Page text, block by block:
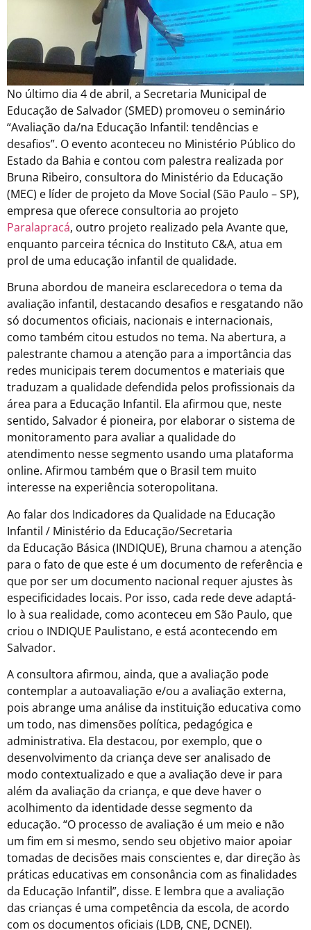
No último dia 4 de abril, a Secretaria Municipal de
Educação de Salvador (SMED) promoveu o seminário
“Avaliação da/na Educação Infantil: tendências e
desafios”. O evento aconteceu no Ministério Público do
Estado da Bahia e contou com palestra realizada por
Bruna Ribeiro, consultora do Ministério da Educação
(MEC) e líder de projeto da Move Social (São Paulo – SP),
empresa que oferece consultoria ao projeto
Paralapracá, outro projeto realizado pela Avante que,
enquanto parceira técnica do Instituto C&A, atua em
prol de uma educação infantil de qualidade.
Bruna abordou de maneira esclarecedora o tema da
avaliação infantil, destacando desafios e resgatando não
só documentos oficiais, nacionais e internacionais,
como também citou estudos no tema. Na abertura, a
palestrante chamou a atenção para a importância das
redes municipais terem documentos e materiais que
traduzam a qualidade defendida pelos profissionais da
área para a Educação Infantil. Ela afirmou que, neste
sentido, Salvador é pioneira, por elaborar o sistema de
monitoramento para avaliar a qualidade do
atendimento nesse segmento usando uma plataforma
online. Afirmou também que o Brasil tem muito
interesse na experiência soteropolitana.
Ao falar dos Indicadores da Qualidade na Educação
Infantil / Ministério da Educação/Secretaria
da Educação Básica (INDIQUE), Bruna chamou a atenção
para o fato de que este é um documento de referência e
que por ser um documento nacional requer ajustes às
especificidades locais. Por isso, cada rede deve adaptá-
lo à sua realidade, como aconteceu em São Paulo, que
criou o INDIQUE Paulistano, e está acontecendo em
Salvador.
A consultora afirmou, ainda, que a avaliação pode
contemplar a autoavaliação e/ou a avaliação externa,
pois abrange uma análise da instituição educativa como
um todo, nas dimensões política, pedagógica e
administrativa. Ela destacou, por exemplo, que o
desenvolvimento da criança deve ser analisado de
modo contextualizado e que a avaliação deve ir para
além da avaliação da criança, e que deve haver o
acolhimento da identidade desse segmento da
educação. “O processo de avaliação é um meio e não
um fim em si mesmo, sendo seu objetivo maior apoiar
tomadas de decisões mais conscientes e, dar direção às
práticas educativas em consonância com as finalidades
da Educação Infantil”, disse. E lembra que a avaliação
das crianças é uma competência da escola, de acordo
com os documentos oficiais (LDB, CNE, DCNEI).